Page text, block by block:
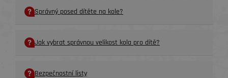
Správný posed dítěte na kole?
Jak vybrat správnou velikost kola pro dítě?
Bezpečnostní listy